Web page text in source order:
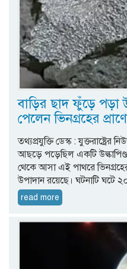
বাড়ির ছাদ ফুঁড়ে পড়া
পেলেন ভিনগ্রহের
তথ্যপ্রযুক্তি ডেস্ক : যুক্তরাষ্ট্রের
আছড়ে পড়েছিল একটি
থেকে আসা এই পাথরে ভিনগ্রহের
উপাদান রয়েছে। ঘটনাটি ঘটে
read more